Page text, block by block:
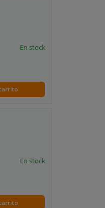
En stock
En stock